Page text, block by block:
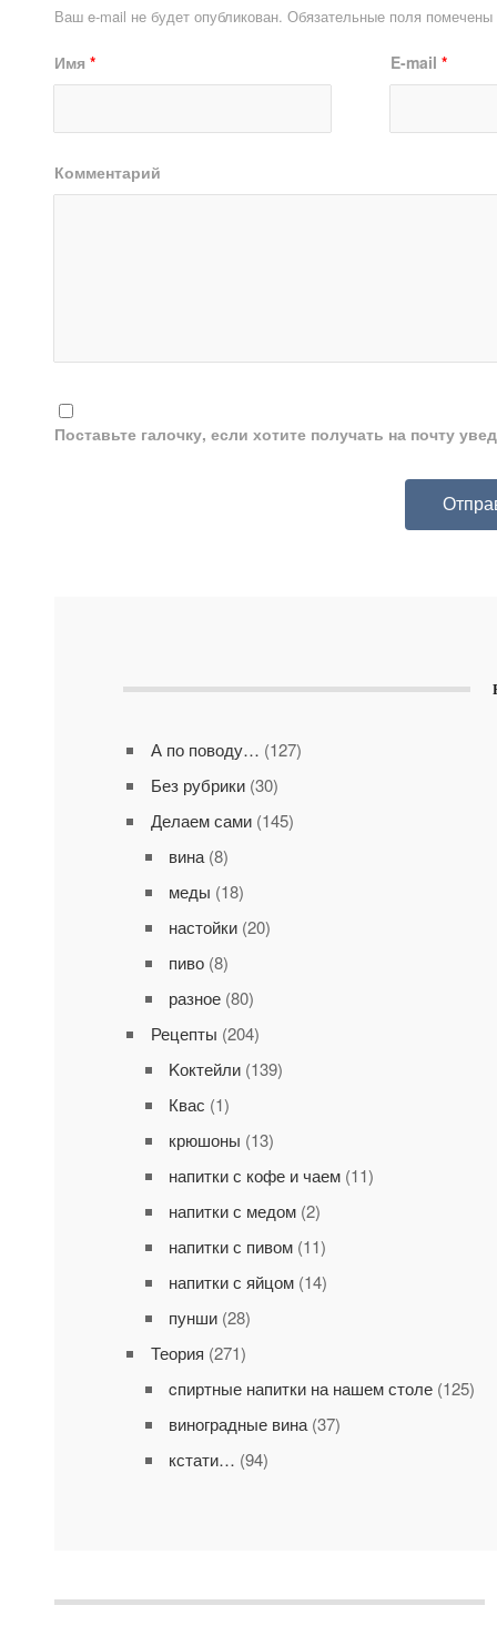
Ваш e-mail не будет опубликован. Обязательные поля помечены
Имя * E-mail *
Комментарий
Поставьте галочку, если хотите получать на почту
А по поводу… (127)
Без рубрики(30)
Делаем сами(145)
вина(8)
меды (18)
настойки(20)
пиво(8)
разное(80)
Рецепты (204)
Kоктейли(139)
Квас (1)
крюшоны (13)
напитки с кофе и чаем(11)
напитки с медом(2)
напитки с пивом(11)
напитки с яйцом(14)
пунши(28)
Теория (271)
cпиртные напитки на нашем столе(125)
виноградные вина(37)
кстати… (94)